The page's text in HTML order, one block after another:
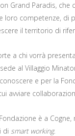
Grand Paradis,
loro competenze, di
il territorio di
a chi vorrà
al Villaggio
e per la
avviare
è a
di smart working.